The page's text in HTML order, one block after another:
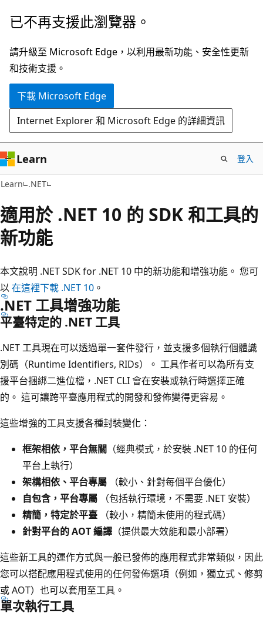
跳
主
要
內
已不再支援此瀏覽器。
請升級至 Microsoft Edge，以利用最新功能、安全性更新
和技術支援。
下載 Microsoft Edge
Internet Explorer 和 Microsoft Edge 的詳細資訊
Learn 登入
Learn .NET
適用於 .NET 10 的 SDK 和工具的
新功能
本文說明 .NET SDK for .NET 10 中的新功能和增強功能。 您可
以在這裡下載 .NET 10 。
.NET 工具增強功能
平臺特定的 .NET 工具
.NET 工具現在可以透過單一套件發行，並支援多個執行個體識
別碼（Runtime Identifiers, RIDs）。 工具作者可以為所有支
援平台捆綁二進位檔，.NET CLI 會在安裝或執行時選擇正確
的。 這可讓跨平臺應用程式的開發和發佈變得更容易。
這些增強的工具支援各種封裝變化：
框架相依，平台無關 （經典模式，於安裝 .NET 10 的任何
平台上執行）
架構相依、平台專屬 （較小、針對每個平台優化）
自包含，平台專屬 （包括執行環境，不需要 .NET 安裝）
精簡，特定於平臺 （較小，精簡未使用的程式碼）
針對平台的 AOT 編譯 （提供最大效能和最小部署）
這些新工具的運作方式與一般已發佈的應用程式非常類似，因此
您可以搭配應用程式使用的任何發佈選項（例如，獨立式、修剪
或 AOT）也可以套用至工具。
單次執行工具